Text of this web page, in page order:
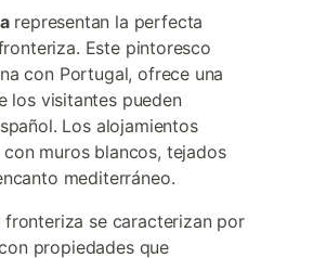
representan la perfecta
Este pintoresco
con Portugal, ofrece una
los visitantes pueden
Los alojamientos
muros blancos, tejados
mediterráneo.
se caracterizan por
propiedades que